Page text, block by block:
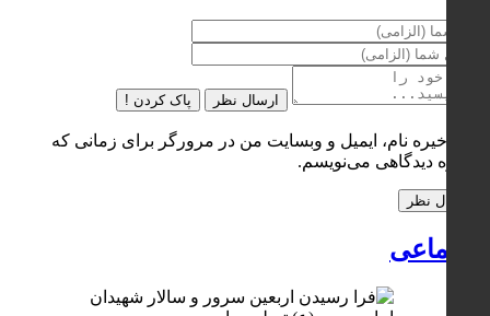
ارسال نظر پاک کردن !
ذخیره نام، ایمیل و وبسایت من در مرورگر برای زمانی که
دوباره دیدگاهی می‌نویسم.
اجتماعی